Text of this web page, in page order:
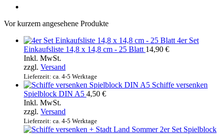
Vor kurzem angesehene Produkte
4er Set
Einkaufsliste 14,8 x 14,8 cm - 25 Blatt 14,90 €
Inkl. MwSt.
zzgl. Versand
Lieferzeit: ca. 4-5 Werktage
Schiffe versenken
Spielblock DIN A5 4,50 €
Inkl. MwSt.
zzgl. Versand
Lieferzeit: ca. 4-5 Werktage